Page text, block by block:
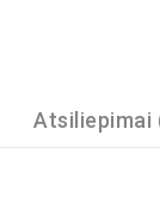
Atsiliepimai